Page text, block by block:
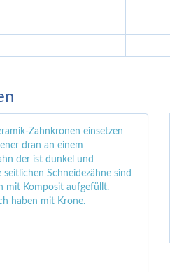
Zahnkronen einsetzen
dran an einem
der ist dunkel und
Schneidezähne sind
mit Komposit aufgefüllt.
haben mit Krone.